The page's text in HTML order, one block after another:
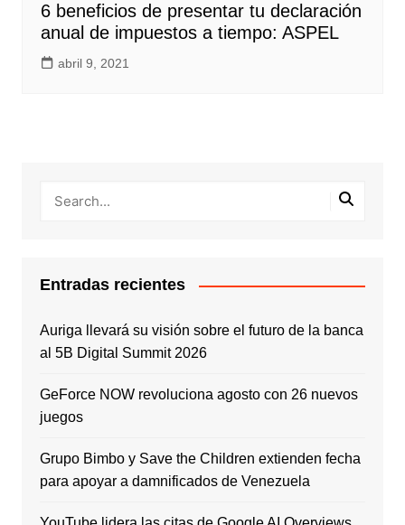
6 beneficios de presentar tu declaración
anual de impuestos a tiempo: ASPEL
abril 9, 2021
Entradas recientes
Auriga llevará su visión sobre el futuro de la banca
al 5B Digital Summit 2026
GeForce NOW revoluciona agosto con 26 nuevos
juegos
Grupo Bimbo y Save the Children extienden fecha
para apoyar a damnificados de Venezuela